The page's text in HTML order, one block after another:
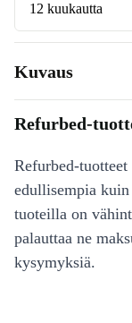
12 kuukautta
Kuvaus
Refurbed-
Refurbed-
edullisempia
tuoteilla on
palauttaa ne
kysymyksiä.